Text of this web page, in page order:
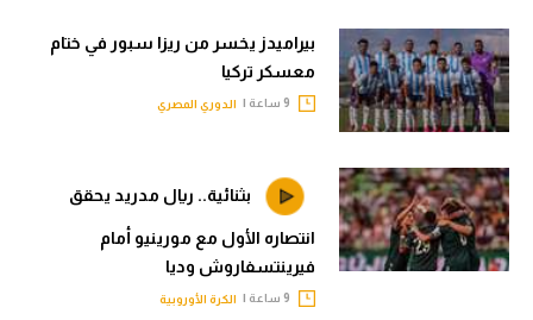
بيراميدز يخسر من ريزا سبور في ختام
معسكر تركيا
الدوري المصري
بثنائية.. ريال مدريد يحقق
انتصاره الأول مع مورينيو أمام
فيرينتسفاروش وديا
الكرة الأوروبية